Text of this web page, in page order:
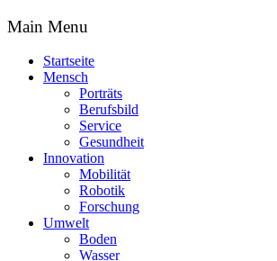
Main Menu
Startseite
Mensch
Porträts
Berufsbild
Service
Gesundheit
Innovation
Mobilität
Robotik
Forschung
Umwelt
Boden
Wasser